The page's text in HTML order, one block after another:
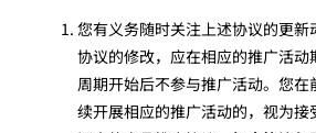
您有义务随时关注上述协议的更
协议的修改，应在相应的推广活
周期开始后不参与推广活动。您
续开展相应的推广活动的，视为